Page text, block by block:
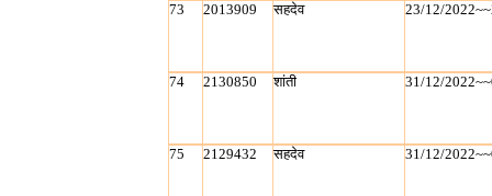
73 2013909 सहदेव 23/12/
74 2130850 शांती 31/12/
75 2129432 सहदेव 31/12/